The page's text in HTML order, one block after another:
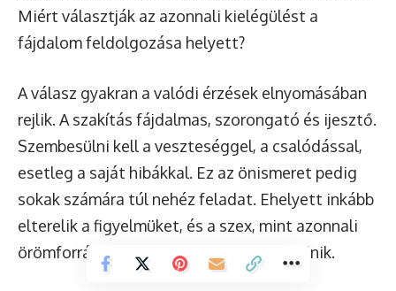
Miért választják az azonnali kielégülést a
fájdalom feldolgozása helyett?
A válasz gyakran a valódi érzések elnyomásában
rejlik. A szakítás fájdalmas, szorongató és ijesztő.
Szembesülni kell a veszteséggel, a csalódással,
esetleg a saját hibákkal. Ez az önismeret pedig
sokak számára túl nehéz feladat. Ehelyett inkább
elterelik a figyelmüket, és a szex, mint azonnali
örömforrás, kézenfekvő megoldásnak tűnik.